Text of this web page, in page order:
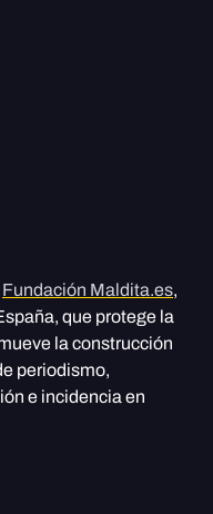
Fundación Maldita.es,
que protege la
la construcción
periodismo,
e incidencia en